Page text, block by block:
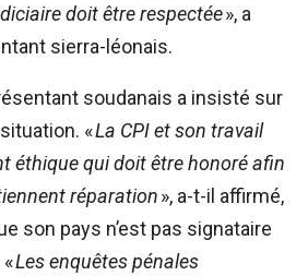
doit être respectée», a
sierra-léonais.
soudanais a insisté sur
«La CPI et son travail
éthique qui doit être honoré afin
réparation», a-t-il affirmé,
son pays n’est pas signataire
Les enquêtes pénales